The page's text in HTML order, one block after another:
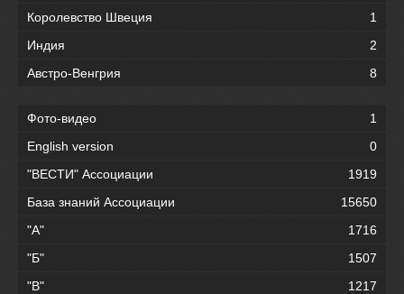
Королевство Швеция
1
Индия
2
Австро-Венгрия
8
Фото-видео
1
English version
0
"ВЕСТИ" Ассоциации
1919
База знаний Ассоциации
15650
"А"
1716
"Б"
1507
"В"
1217